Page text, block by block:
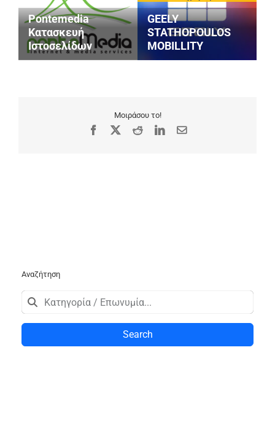
Pontemedia
Κατασκευή
Ιστοσελίδων
GEELY
STATHOPOULOS
MOBILLITY
Μοιράσου το!
Facebook RedditLinkedIn
Email
Αναζήτηση
Search